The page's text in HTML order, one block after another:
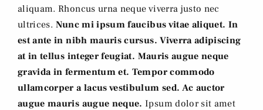
aliquam. Rhoncus urna neque viverra justo nec
ultrices. Nunc mi ipsum faucibus vitae aliquet. In
est ante in nibh mauris cursus. Viverra adipiscing
at in tellus integer feugiat. Mauris augue neque
gravida in fermentum et. Tempor commodo
ullamcorper a lacus vestibulum sed. Ac auctor
augue mauris augue neque. Ipsum dolor sit amet